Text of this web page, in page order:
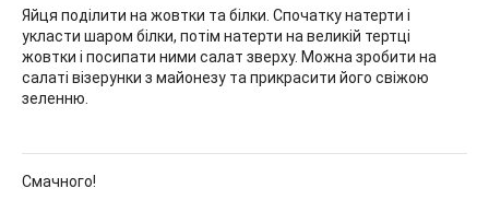
Яйця поділити на жовтки та білки. Спочатку натерти і
укласти шаром білки, потім натерти на великій тертці
жовтки і посипати ними салат зверху. Можна зробити на
салаті візерунки з майонезу та прикрасити його свіжою
зеленню.
Смачного!